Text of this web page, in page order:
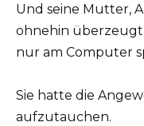
Und seine Mutter,
ohnehin
nur am Computer
Sie hatte die
aufzutauchen.